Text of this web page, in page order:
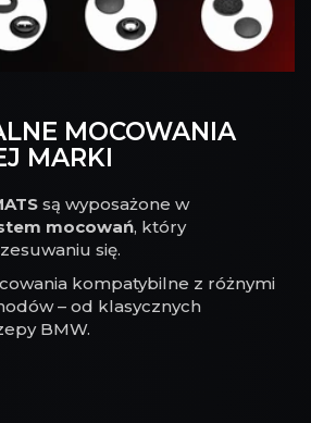
MOCOWANIA
MARKI
są wyposażone w
mocowań, który
się.
kompatybilne z różnymi
– od klasycznych
BMW.